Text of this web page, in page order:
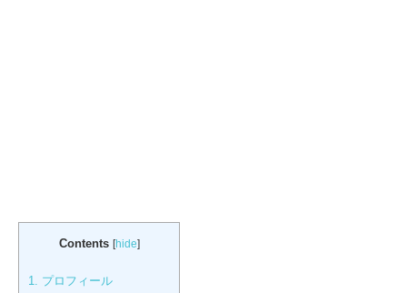
Contents [hide]
1. プロフィール